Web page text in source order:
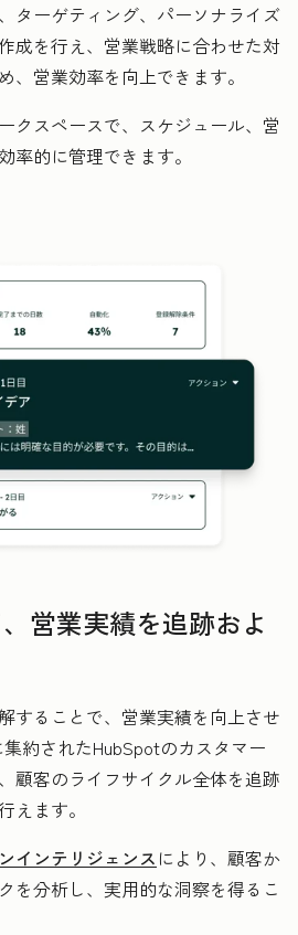
ターゲティング、パーソナライズ
成を行え、営業戦略に合わせた対
、営業効率を向上できます。
クスペースで、スケジュール、営
率的に管理できます。
営業実績を追跡およ
することで、営業実績を向上させ
約されたHubSpotのカスタマー
顧客のライフサイクル全体を追跡
えます。
インテリジェンス により、顧客か
を分析し、実用的な洞察を得るこ